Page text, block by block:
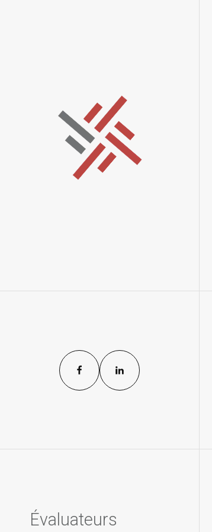
Évaluateurs